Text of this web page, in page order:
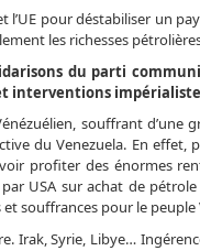
l’UE pour déstabiliser un
les richesses
du parti
interventions
souffrant
du Venezuela. En
profiter des énormes
USA sur achat de
souffrances pour le peuple
Irak, Syrie, Libye…